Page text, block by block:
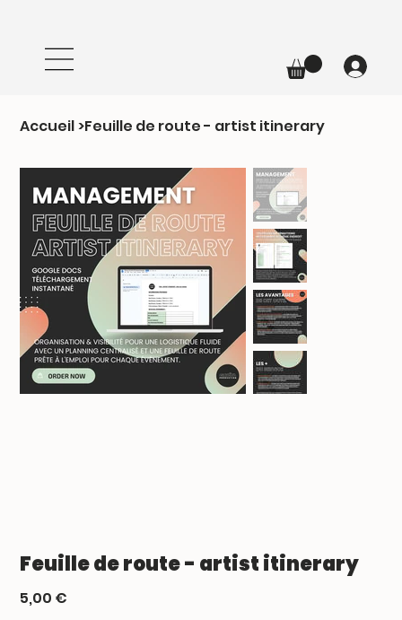
Accueil>Feuille de route - artist itinerary
Feuille de route - artist itinerary
Prix
5,00 €